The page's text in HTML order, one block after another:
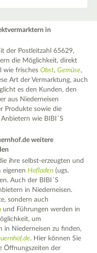
in
der Postleitzahl 65629,
die Möglichkeit, direkt
wie frischesObst,Gemüse,
Art der Vermarktung, auch
es den Kunden, den
aus Niederneisen
Produkte sowie die
wie BIBI´S
weitere
ihre selbst-erzeugten und
eigenenHofladen (ugs.
Auch der BIBI´S
in Niederneisen.
sondern auch
und Führungen werden in
um
in Niederneisen zu finden,
. Hier können Sie
Öffnungszeiten der